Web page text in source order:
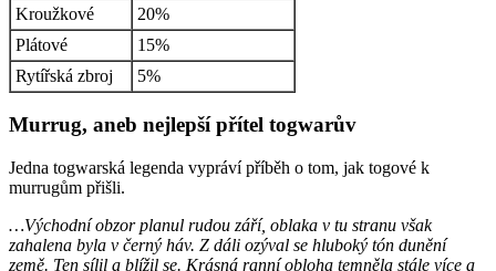
Kroužkové
20%
Plátové
15%
Rytířská zbroj
5%
Murrug, aneb nejlepší přítel togwarův
Jedna togwarská legenda vypráví příběh o tom, jak togové k
murrugům přišli.
…Východní obzor planul rudou září, oblaka v tu stranu však
zahalena byla v černý háv. Z dáli ozýval se hluboký tón dunění
země. Ten sílil a blížil se. Krásná ranní obloha temněla stále více a